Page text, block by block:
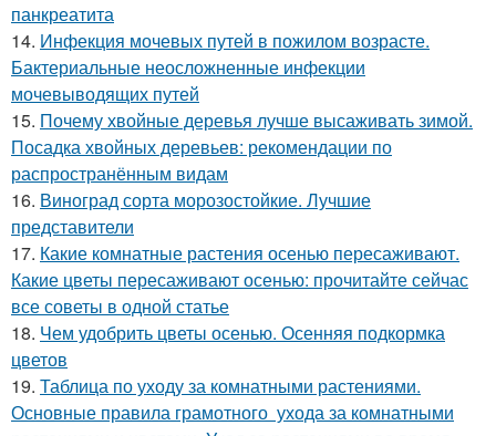
панкреатита
14. Инфекция мочевых путей в пожилом возрасте.
Бактериальные неосложненные инфекции
мочевыводящих путей
15. Почему хвойные деревья лучше высаживать зимой.
Посадка хвойных деревьев: рекомендации по
распространённым видам
16. Виноград сорта морозостойкие. Лучшие
представители
17. Какие комнатные растения осенью пересаживают.
Какие цветы пересаживают осенью: прочитайте сейчас
все советы в одной статье
18. Чем удобрить цветы осенью. Осенняя подкормка
цветов
19. Таблица по уходу за комнатными растениями.
Основные правила грамотного ухода за комнатными